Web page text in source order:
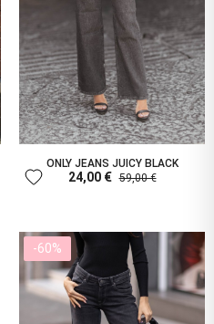
ONLY JEANS JUICY BLACK
24,00 € 59,00 €
favorite
-60%